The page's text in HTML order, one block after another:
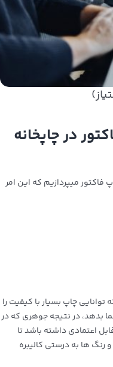
در چاپخانه
میپردازیم که این امر
توانایی چاپ بسیار با کیفیت را
بدهد، در نتیجه جوهری که در
اعتمادی داشته باشد تا
ها به درستی کالیبره